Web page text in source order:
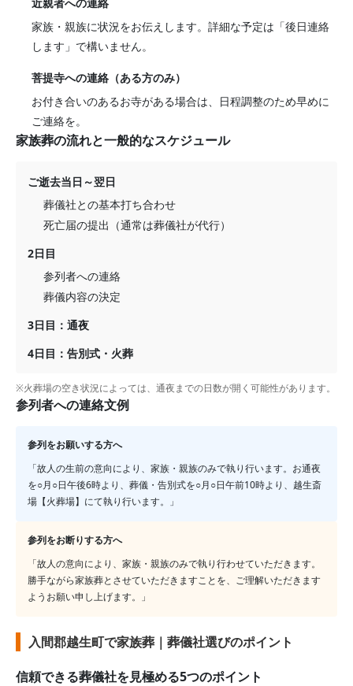
家族・親族に状況をお伝えします。詳細な予定は「後日連絡
します」で構いません。
菩提寺への連絡（ある方のみ）
お付き合いのあるお寺がある場合は、日程調整のため早めに
ご連絡を。
家族葬の流れと一般的なスケジュール
ご逝去当日～翌日
葬儀社との基本打ち合わせ
死亡届の提出（通常は葬儀社が代行）
2日目
参列者への連絡
葬儀内容の決定
3日目：通夜
4日目：告別式・火葬
※火葬場の空き状況によっては、通夜までの日数が開く可能性があります。
参列者への連絡文例
参列をお願いする方へ
「故人の生前の意向により、家族・親族のみで執り行います。お通夜
を○月○日午後6時より、葬儀・告別式を○月○日午前10時より、 越生斎
場【火葬場】 にて執り行います。」
参列をお断りする方へ
「故人の意向により、家族・親族のみで執り行わせていただきます。
勝手ながら家族葬とさせていただきますことを、ご理解いただきます
ようお願い申し上げます。」
入間郡越生町で家族葬｜葬儀社選びのポイント
信頼できる葬儀社を見極める5つのポイント